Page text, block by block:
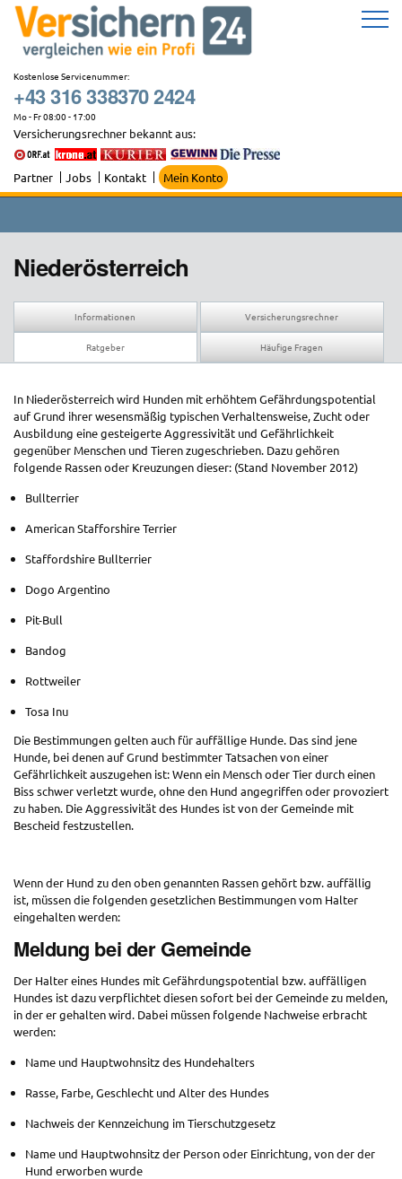
Zum
Inhalt
springen
Kostenlose Servicenummer:
+43 316 338370 2424
Mo - Fr 08:00 - 17:00
Versicherungsrechner bekannt aus:
Partner Jobs Kontakt Mein Konto
Niederösterreich
Informationen Versicherungsrechner
Ratgeber Häufige Fragen
In Niederösterreich wird Hunden mit erhöhtem Gefährdungspotential
auf Grund ihrer wesensmäßig typischen Verhaltensweise, Zucht oder
Ausbildung eine gesteigerte Aggressivität und Gefährlichkeit
gegenüber Menschen und Tieren zugeschrieben. Dazu gehören
folgende Rassen oder Kreuzungen dieser: (Stand November 2012)
Bullterrier
American Stafforshire Terrier
Staffordshire Bullterrier
Dogo Argentino
Pit-Bull
Bandog
Rottweiler
Tosa Inu
Die Bestimmungen gelten auch für auffällige Hunde. Das sind jene
Hunde, bei denen auf Grund bestimmter Tatsachen von einer
Gefährlichkeit auszugehen ist: Wenn ein Mensch oder Tier durch einen
Biss schwer verletzt wurde, ohne den Hund angegriffen oder provoziert
zu haben. Die Aggressivität des Hundes ist von der Gemeinde mit
Bescheid festzustellen.
Wenn der Hund zu den oben genannten Rassen gehört bzw. auffällig
ist, müssen die folgenden gesetzlichen Bestimmungen vom Halter
eingehalten werden:
Meldung bei der Gemeinde
Der Halter eines Hundes mit Gefährdungspotential bzw. auffälligen
Hundes ist dazu verpflichtet diesen sofort bei der Gemeinde zu melden,
in der er gehalten wird. Dabei müssen folgende Nachweise erbracht
werden:
Name und Hauptwohnsitz des Hundehalters
Rasse, Farbe, Geschlecht und Alter des Hundes
Nachweis der Kennzeichung im Tierschutzgesetz
Name und Hauptwohnsitz der Person oder Einrichtung, von der der
Hund erworben wurde